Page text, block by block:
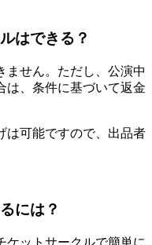
はできる？
ません。ただし、公演中
は、条件に基づいて返金
は可能ですので、出品者
には？
ケットサークルで簡単に